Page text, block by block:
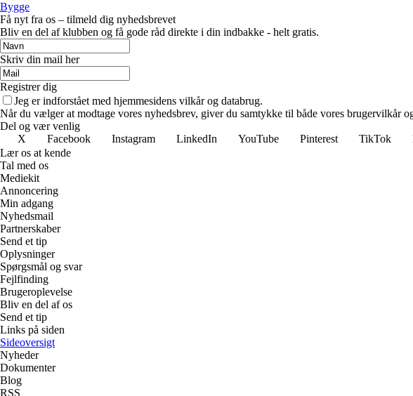
Bygge
Få nyt fra os – tilmeld dig nyhedsbrevet
Bliv en del af klubben og få gode råd direkte i din indbakke - helt gratis.
Skriv din mail her
Registrer dig
Jeg er indforstået med hjemmesidens vilkår og databrug.
Når du vælger at modtage vores nyhedsbrev, giver du samtykke til både vores
Del og vær venlig
X
Facebook Instagram LinkedIn YouTube Pinterest TikTok
Lær os at kende
Tal med os
Mediekit
Annoncering
Min adgang
Nyhedsmail
Partnerskaber
Send et tip
Oplysninger
Spørgsmål og svar
Fejlfinding
Brugeroplevelse
Bliv en del af os
Send et tip
Links på siden
Sideoversigt
Nyheder
Dokumenter
Blog
RSS